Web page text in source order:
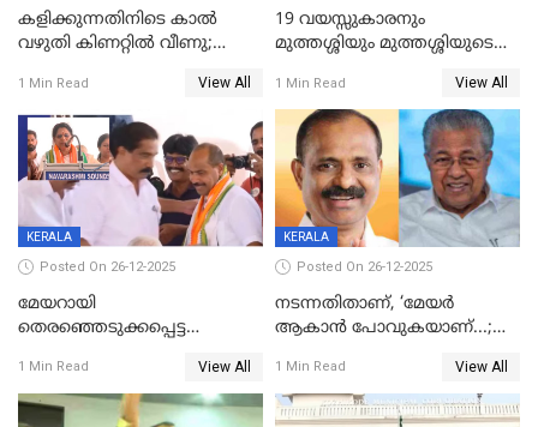
കളിക്കുന്നതിനിടെ കാൽ
വഴുതി കിണറ്റിൽ വീണു;
ദാരുണാന്ത്യം
1 Min Read View All
19 വയസ്സുകാരനും
മുത്തശ്ശിയും മുത്തശ്ശിയുടെ
മരിച്ചനിലയിൽ
1 Min Read View All
KERALA
Posted On 26-12-2025
മേയറായി
തെരഞ്ഞെടുക്കപ്പെട്ട
ആദ്യ വോട്ട് അസാധു; കണ്ണൂർ
ഡെപ്യൂട്ടി മേയർ സ്ഥാനത്ത്
1 Min Read View All
KERALA
Posted On 26-12-2025
നടന്നതിതാണ്, ‘മേയർ
ആകാൻ പോവുകയാണ്...;
മുഖ്യമന്ത്രിയുടെ ഓഫീസ്
തന്നെ വിശദീകരിയ്ക്കുന്നു;
1 Min Read View All